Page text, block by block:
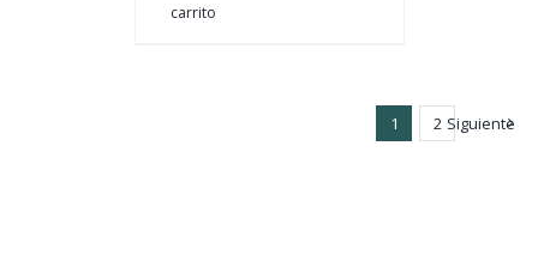
carrito
1 2 Siguiente